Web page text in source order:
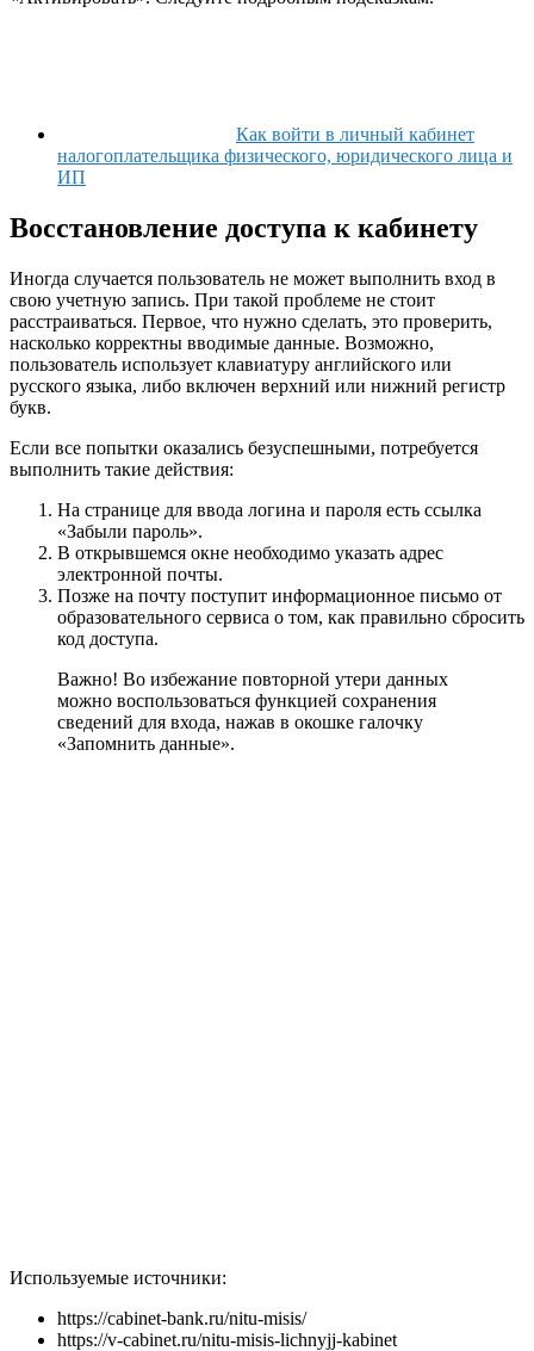
Как войти в личный кабинет
налогоплательщика физического, юридического лица и
ИП
Восстановление доступа к кабинету
Иногда случается пользователь не может выполнить вход в
свою учетную запись. При такой проблеме не стоит
расстраиваться. Первое, что нужно сделать, это проверить,
насколько корректны вводимые данные. Возможно,
пользователь использует клавиатуру английского или
русского языка, либо включен верхний или нижний регистр
букв.
Если все попытки оказались безуспешными, потребуется
выполнить такие действия:
На странице для ввода логина и пароля есть ссылка
«Забыли пароль».
В открывшемся окне необходимо указать адрес
электронной почты.
Позже на почту поступит информационное письмо от
образовательного сервиса о том, как правильно сбросить
код доступа.
Важно! Во избежание повторной утери данных
можно воспользоваться функцией сохранения
сведений для входа, нажав в окошке галочку
«Запомнить данные».
Используемые источники:
https://cabinet-bank.ru/nitu-misis/
https://v-cabinet.ru/nitu-misis-lichnyjj-kabinet